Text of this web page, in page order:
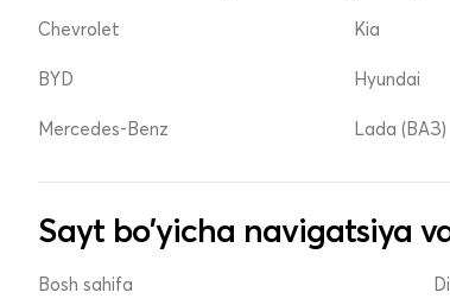
Chevrolet
BYD
Mercedes-Benz
Kia
Hyundai
Lada (ВАЗ)
Sayt bo'yicha navigatsiya
Bosh sahifa